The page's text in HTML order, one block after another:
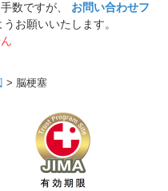
数ですが、 お問い合わせフ
お願いいたします。
> 脳梗塞